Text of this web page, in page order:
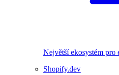
Největší ekosystém pro
Shopify.dev